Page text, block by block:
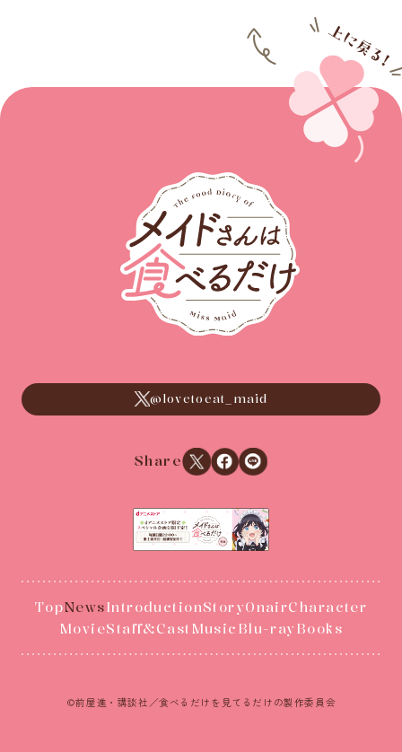
@lovetoeat_maid
ShareXでシェアする
Facebookでシェアする
LINEでシェアする
TopNewsIntroductionStoryOnairCharacter
MovieStaff&Cast Music Blu-ray Books
©前屋進・講談社／食べるだけを見てるだけの製作委員会